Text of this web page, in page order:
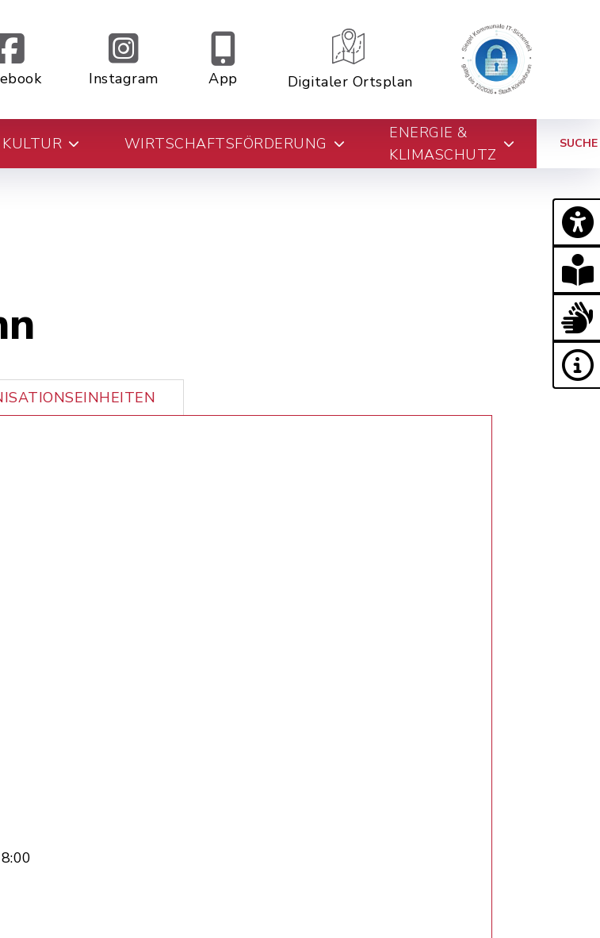
Instagram App Digitaler Ortsplan
KULTUR WIRTSCHAFTSFÖRDERUNG
ENERGIE &
KLIMASCHUTZ
SUCHE